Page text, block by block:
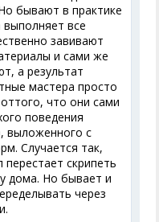
бывают в практике
выполняет все
завивают
и сами же
а результат
мастера просто
что они сами
поведения
выложенного с
Случается так,
скрипеть
дома. Но бывает и
через